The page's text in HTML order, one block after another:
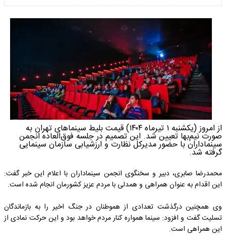
از امروز (یکشنبه ۱ تیرماه ۱۴۰۴) قیمت بلیط سینما‌های تهران به
صورت نیم‌بها تعیین شد. این تصمیم در جلسه فوق‌العاده انجمن
سینماداران با حضور مدیرکل نظارت و ارزشیابی سازمان سینمایی
گرفته شد.
محمدرضا صابری، دبیر و سخنگوی انجمن سینماداران با اعلام این خبر گفت:
این اقدام به عنوان همراهی و همدلی با مردم عزیز کشورمان انجام شده است.
وی همچنین درگذشت تعدادی از هموطنان در جنگ اخیر را به بازماندگان
تسلیت گفت و افزود: سینما همواره کنار مردم خواهد بود و این حرکت نمادی از
این همراهی است.